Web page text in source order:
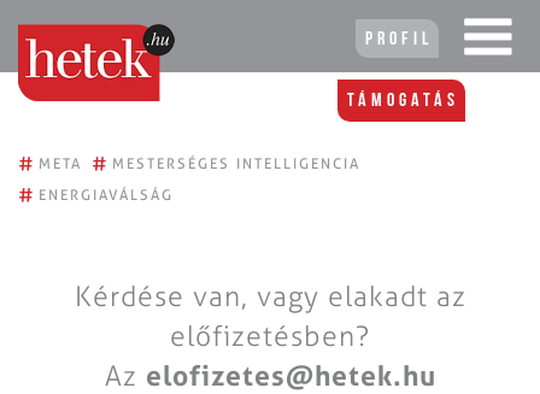
Profil
Támogatás
# META # MESTERSÉGES INTELLIGENCIA
# ENERGIAVÁLSÁG
Kérdése van, vagy elakadt az
előfizetésben?
Az elofizetes@hetek.hu